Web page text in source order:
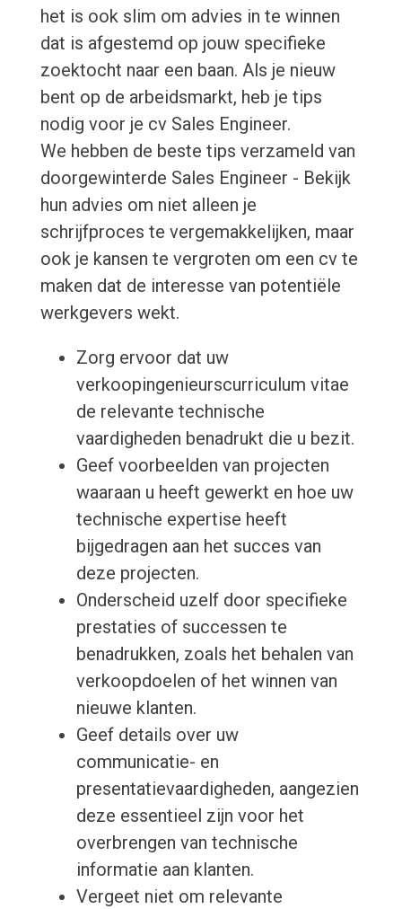
het is ook slim om advies in te winnen
dat is afgestemd op jouw specifieke
zoektocht naar een baan. Als je nieuw
bent op de arbeidsmarkt, heb je tips
nodig voor je cv Sales Engineer.
We hebben de beste tips verzameld van
doorgewinterde Sales Engineer - Bekijk
hun advies om niet alleen je
schrijfproces te vergemakkelijken, maar
ook je kansen te vergroten om een cv te
maken dat de interesse van potentiële
werkgevers wekt.
Zorg ervoor dat uw
verkoopingenieurscurriculum vitae
de relevante technische
vaardigheden benadrukt die u bezit.
Geef voorbeelden van projecten
waaraan u heeft gewerkt en hoe uw
technische expertise heeft
bijgedragen aan het succes van
deze projecten.
Onderscheid uzelf door specifieke
prestaties of successen te
benadrukken, zoals het behalen van
verkoopdoelen of het winnen van
nieuwe klanten.
Geef details over uw
communicatie- en
presentatievaardigheden, aangezien
deze essentieel zijn voor het
overbrengen van technische
informatie aan klanten.
Vergeet niet om relevante